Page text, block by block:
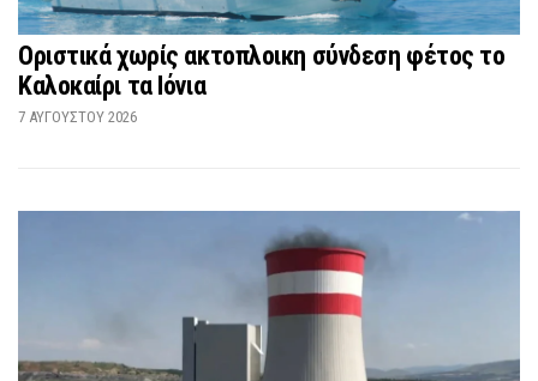
Οριστικά χωρίς ακτοπλοικη σύνδεση φέτος το
Καλοκαίρι τα Ιόνια
7 ΑΥΓΟΎΣΤΟΥ 2026